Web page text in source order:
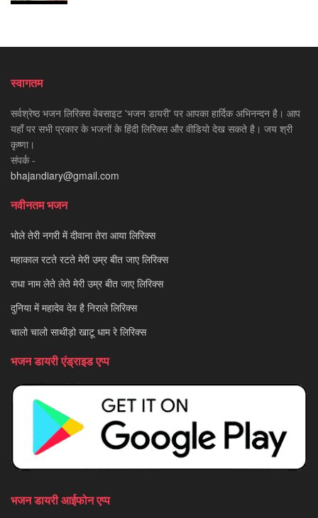
स्वागतम
सर्वश्रेष्ठ भजन लिरिक्स वेबसाइट 'भजन डायरी' पर आपका हार्दिक अभिनन्दन है। आप
यहाँ पर सभी प्रकार के भजनों के हिंदी लिरिक्स और वीडियो देख सकते है। जय श्री
कृष्णा।
संपर्क -
bhajandiary@gmail.com
नवीनतम भजन
भोले तेरी नगरी में दीवाना तेरा आया लिरिक्स
महाकाल रटते रटते मेरी उम्र बीत जाए लिरिक्स
राधा नाम लेते लेते मेरी उम्र बीत जाए लिरिक्स
दुनिया में महादेव देव है निराले लिरिक्स
चालो चालो साथीड़ो खाटू धाम रे लिरिक्स
भजन डायरी एंड्राइड एप्प
भजन डायरी आईफोन एप्प